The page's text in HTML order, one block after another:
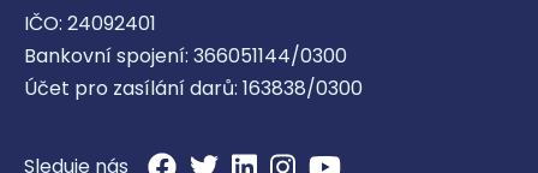
IČO: 24092401
Bankovní spojení: 366051144/0300
Účet pro zasílání darů: 163838/0300
Sleduje nás